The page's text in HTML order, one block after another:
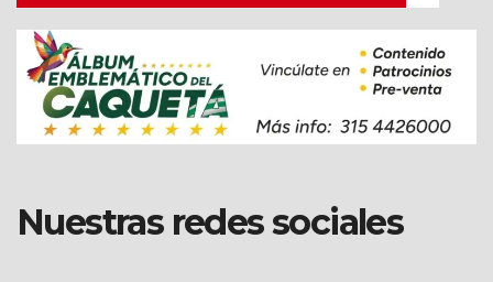
Nuestras redes sociales